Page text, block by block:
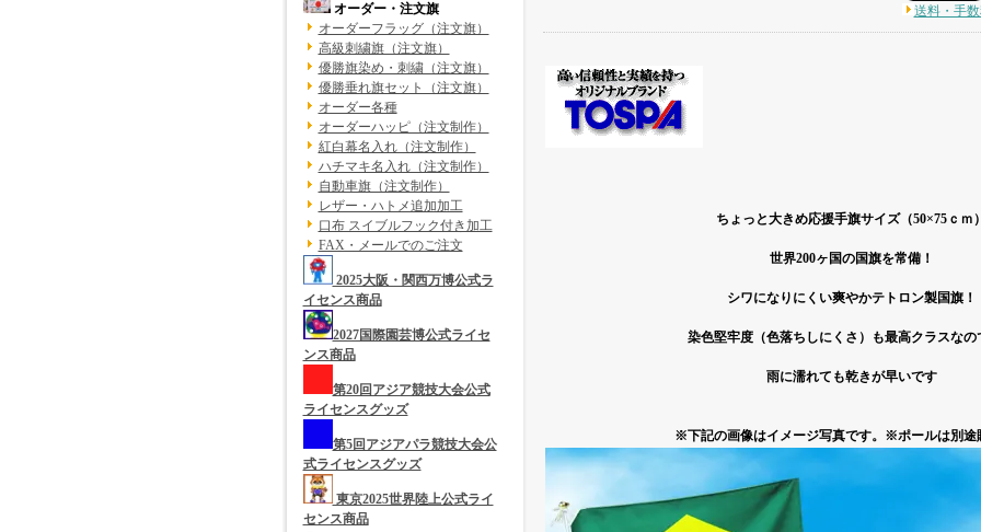
オーダー・注文旗
オーダーフラッグ（注文旗）
高級刺繍旗（注文旗）
優勝旗染め・刺繍（注文旗）
優勝垂れ旗セット（注文旗）
オーダー各種
オーダーハッピ（注文制作）
紅白幕名入れ（注文制作）
ハチマキ名入れ（注文制作）
自動車旗（注文制作）
レザー・ハトメ追加加工
口布 スイブルフック付き加工
FAX・メールでのご注文
2025大阪・関西万博公式ラ
イセンス商品
2027国際園芸博公式ライセ
ンス商品
第20回アジア競技大会公式
ライセンスグッズ
第5回アジアパラ競技大会公
式ライセンスグッズ
東京2025世界陸上公式ライ
センス商品
送料・手
ちょっと大きめ応援手旗サイズ（50×75ｃｍ）
世界200ヶ国の国旗を常備！
シワになりにくい爽やかテトロン製国旗！
染色堅牢度（色落ちしにくさ）も最高クラスなの
雨に濡れても乾きが早いです
※下記の画像はイメージ写真です。※ポールは別途